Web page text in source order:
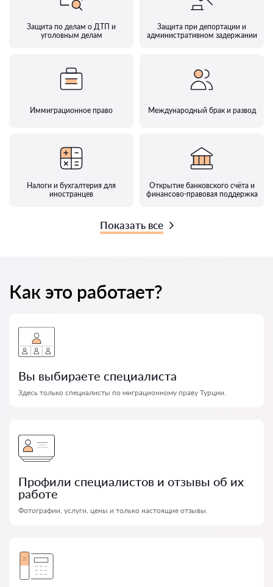
Защита по делам о ДТП и
уголовным делам
Защита при депортации и
административном задержании
Иммиграционное право Международный брак и развод
Налоги и бухгалтерия для
иностранцев
Открытие банковского счёта и
финансово-правовая поддержка
Показать все
Как это работает?
Вы выбираете специалиста
Здесь только специалисты по миграционному праву Турции.
Профили специалистов и отзывы об их
работе
Фотографии, услуги, цены и только настоящие отзывы.